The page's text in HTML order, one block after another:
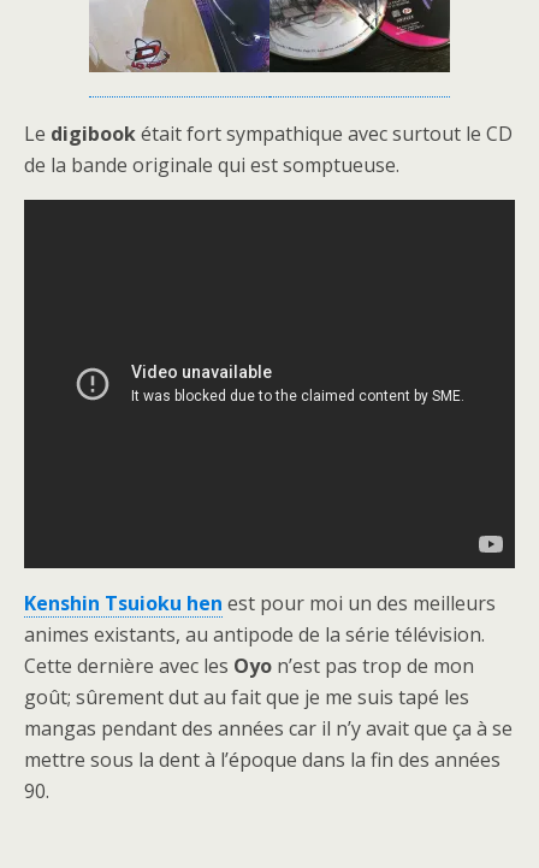
Le digibookétait fort sympathique avec surtout le CD
de la bande originale qui est somptueuse.
Kenshin Tsuioku hen est pour moi un des meilleurs
animes existants, au antipode de la série télévision.
Cette dernière avec les Oyo n’est pas trop de mon
goût; sûrement dut au fait que je me suis tapé les
mangas pendant des années car il n’y avait que ça à se
mettre sous la dent à l’époque dans la fin des années
90.